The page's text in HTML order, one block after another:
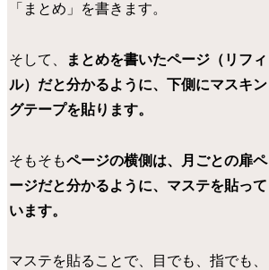
「まとめ」を書きます。
そして、
まとめを書いたページ（リフィ
ル）だと分かるように、下側にマスキン
グテープを貼ります。
そもそもページの横側は、月ごとの扉ペ
ージだと分かるように、マステを貼って
います。
マステを貼ることで、目でも、指でも、